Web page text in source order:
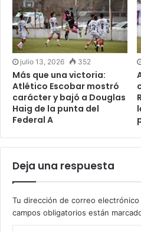
julio 13, 2026 352
Más que una victoria:
Atlético Escobar mostró
carácter y bajó a Douglas
Haig de la punta del
Federal A
Deja una respuesta
Tu dirección de correo electrónico
campos obligatorios están